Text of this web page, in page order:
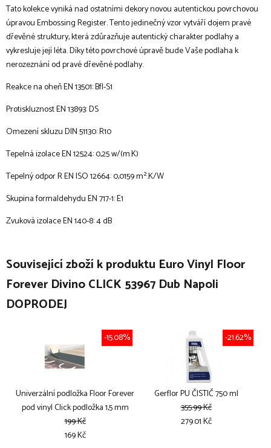
Tato kolekce vyniká nad ostatními dekory novou autentickou povrchovou
úpravou Embossing Register. Tento jedinečný vzor vytváří dojem pravé
dřevěné struktury, která zdůrazňuje autentický charakter podlahy a
vykresluje její léta. Díky této povrchové úpravě bude Vaše podlaha k
nerozeznání od pravé dřevěné podlahy.
Reakce na oheň EN 13501: Bfl-S1
Protiskluznost EN 13893: DS
Omezení skluzu DIN 51130: R10
Tepelná izolace EN 12524: 0,25 w/(m.K)
Tepelný odpor R EN ISO 12664: 0,0159 m².K/W
Skupina formaldehydu EN 717-1: E1
Zvuková izolace EN 140-8: 4 dB
Související zboží k produktu Euro Vinyl Floor
Forever Divino CLICK 53967 Dub Napoli
DOPRODEJ
Univerzální podložka Floor Forever
pod vinyl Click podložka 1,5 mm
-15.08%
199 Kč
169 Kč
Gerflor PU ČISTIČ 750 ml
-21.62%
355.99 Kč
279.01 Kč